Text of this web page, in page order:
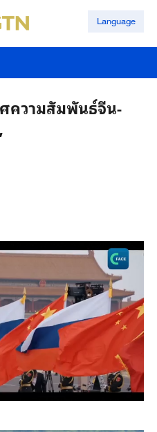
Language
ความสัมพันธ์จีน-